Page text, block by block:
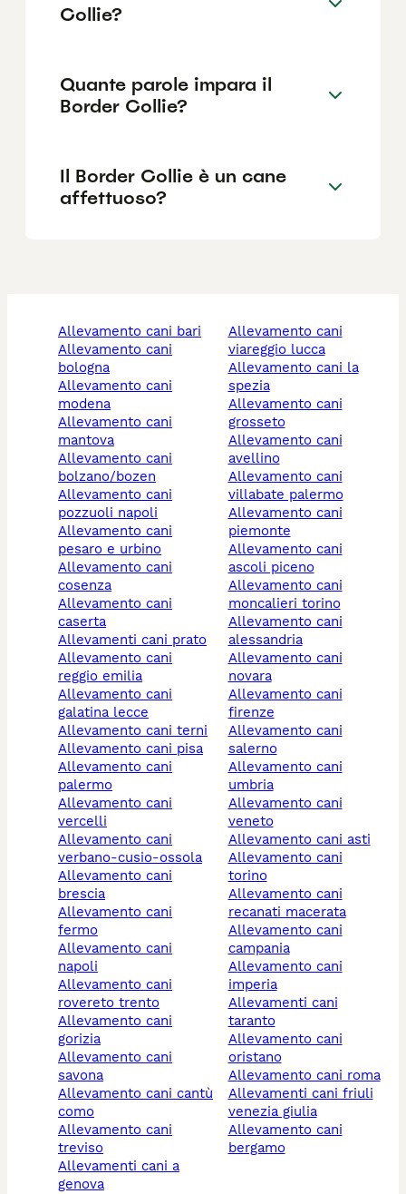
Collie?
Quante parole impara il
Border Collie?
Il Border Collie è un cane
affettuoso?
allevamento cani bari
allevamento cani
bologna
allevamento cani
modena
allevamento cani
mantova
allevamento cani
bolzano/bozen
allevamento cani
pozzuoli napoli
allevamento cani
pesaro e urbino
allevamento cani
cosenza
allevamento cani
caserta
allevamenti cani prato
allevamento cani
reggio emilia
allevamento cani
galatina lecce
allevamento cani terni
allevamento cani pisa
allevamento cani
palermo
allevamento cani
vercelli
allevamento cani
verbano-cusio-ossola
allevamento cani
brescia
allevamento cani
fermo
allevamento cani
napoli
allevamento cani
rovereto trento
allevamento cani
gorizia
allevamento cani
savona
allevamento cani cantù
como
allevamento cani
treviso
allevamenti cani a
genova
allevamento cani
viareggio lucca
allevamento cani la
spezia
allevamento cani
grosseto
allevamento cani
avellino
allevamento cani
villabate palermo
allevamento cani
piemonte
allevamento cani
ascoli piceno
allevamento cani
moncalieri torino
allevamento cani
alessandria
allevamento cani
novara
allevamento cani
firenze
allevamento cani
salerno
allevamento cani
umbria
allevamento cani
veneto
allevamento cani asti
allevamento cani
torino
allevamento cani
recanati macerata
allevamento cani
campania
allevamento cani
imperia
allevamenti cani
taranto
allevamento cani
oristano
allevamento cani roma
allevamenti cani friuli
venezia giulia
allevamento cani
bergamo